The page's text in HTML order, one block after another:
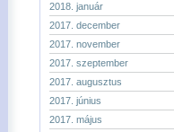
2018. január
2017. december
2017. november
2017. szeptember
2017. augusztus
2017. június
2017. május